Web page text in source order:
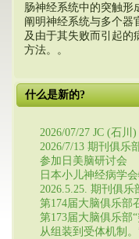
肠神经系统中的突触形
阐明神经系统与多个器
及由于其失败而引起的
方法。。
什么是新的?
2026/07/27 JC (石川)
2026/7/13 期刊俱乐
参加日美脑研讨会
日本小儿神经病学
2026.5.25. 期刊俱乐
第174届大脑俱乐部
第173届大脑俱乐部
从组装到受体机制。